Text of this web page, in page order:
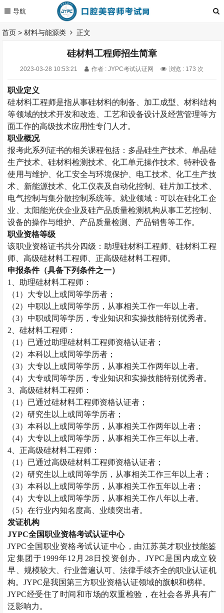
首页 >材料与能源类 正文
硅材料工程师招生简章
2023-03-28 10:53:21 作者 : JYPC考试认证网 浏览 : 173 次
职业定义
硅材料工程师是指从事硅材料的制备、加工成型、材料结构
等领域的技术开发和改造、工艺和设备设计及经营管理等方
面工作的高级技术应用性专门人才。
职业概况
报考此系列证书的相关课程包括：多晶硅生产技术、单晶硅
生产技术、硅材料检测技术、化工单元操作技术、特种设备
使用与维护、化工安全与环境保护、电工技术、化工生产技
术、新能源技术、化工仪表及自动化控制、硅片加工技术、
电气控制与集分散控制系统等。就业领域：可以在硅化工企
业、太阳能光伏企业及硅产品质量检测机构从事工艺控制、
设备的操作与维护、产品质量检测、产品销售等工作。
职业资格等级
该职业资格证书共分四级：助理硅材料工程师、硅材料工程
师、高级硅材料工程师、正高级硅材料工程师。
申报条件（具备下列条件之一）
1
、助理硅材料工程师：
（1 ）大专以上或同等学历者；
（2）中职以上或同等学历，从事相关工作一年以上者。
（3）中职或同等学历，专业知识和实操技能特别优秀者。
2 、硅材料工程师：
（1 ）已通过助理硅材料工程师资格认证者；
（2）本科以上或同等学历者；
（3）大专以上或同等学历，从事相关工作两年以上者。
（4）大专或同等学历，专业知识和实操技能特别优秀者。
3 、高级硅材料工程师：
（1 ）已通过硅材料工程师资格认证者；
（2）研究生以上或同等学历者；
（3）本科以上或同等学历，从事相关工作两年以上者；
（4）大专以上或同等学历，从事相关工作三年以上者。
4 、正高级硅材料工程师：
（1 ）已通过高级硅材料工程师资格认证者；
（2）研究生以上或同等学历，从事相关工作三年以上者；
（3）本科以上或同等学历，从事相关工作五年以上者；
（4）大专以上或同等学历，从事相关工作八年以上者。
（5）在行业内知名度高、业绩突出者。
发证机构
JYPC全国职业资格考试认证中心
JYPC全国职业资格考试认证中心，由江苏英才职业技能鉴
定集团于1999年12 月 28日投资创办。 JYPC是国内成立较
早、规模较大、行业普遍认可、法律手续齐全的职业认证机
构。JYPC是我国第三方职业资格认证领域的旗帜和榜样。
JYPC经受住了时间和市场的双重检验，在社会各界具有广
泛影响力。